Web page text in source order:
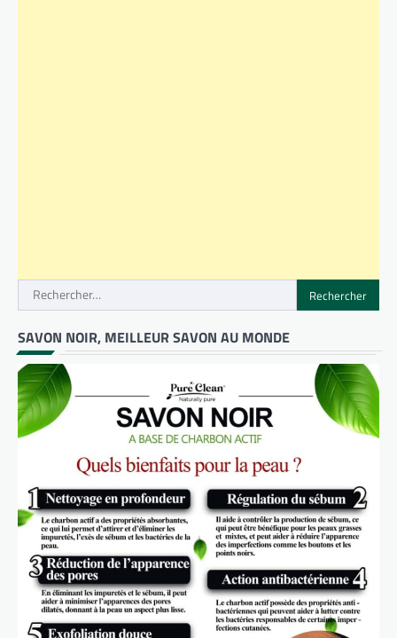
Rechercher :
SAVON NOIR, MEILLEUR SAVON AU MONDE